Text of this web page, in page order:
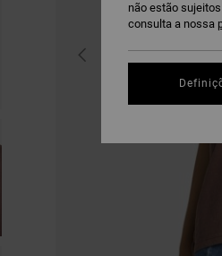
não estão
consulta a nossa